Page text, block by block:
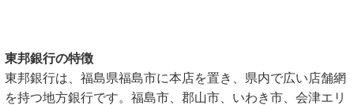
東邦銀行の特徴
東邦銀行は、福島県福島市に本店を置き、県内で広い店舗網
を持つ地方銀行です。福島市、郡山市、いわき市、会津エリ